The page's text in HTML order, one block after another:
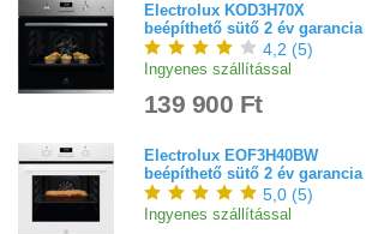
Electrolux KOD3H70X
beépíthető sütő 2 év garancia
4,2 (5)
Ingyenes szállítással
139 900 Ft
Electrolux EOF3H40BW
beépíthető sütő 2 év garancia
5,0 (5)
Ingyenes szállítással